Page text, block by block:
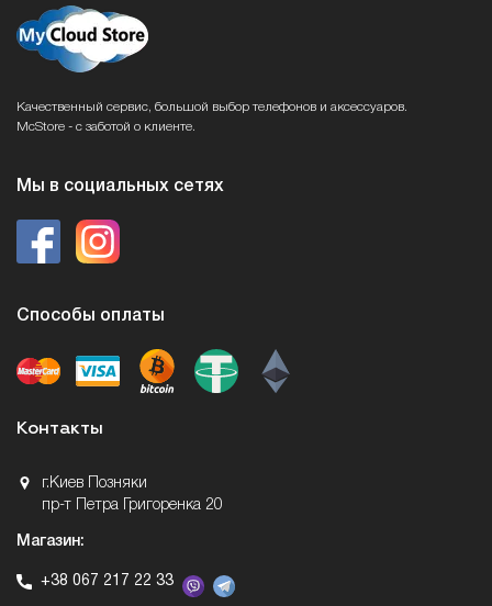
Качественный сервис, большой выбор телефонов и аксессуаров.
McStore - с заботой о клиенте.
Мы в социальных сетях
Способы оплаты
Контакты
г.Киев Позняки
пр-т Петра Григоренка 20
Магазин:
+38 067 217 22 33